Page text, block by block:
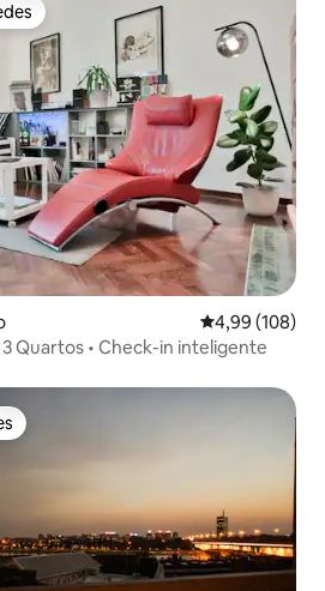
dos hóspedes
4,99 de uma
4,99 (108)
Quartos • Check-in inteligente